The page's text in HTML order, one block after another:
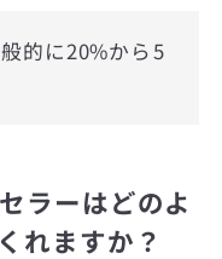
的に20%から5
ラーはどのよ
れますか？